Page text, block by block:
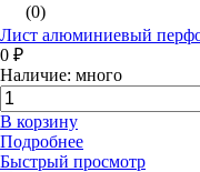
(0)
Лист алюминиевый
0 ₽
Наличие: много
В корзину
Подробнее
Быстрый просмотр